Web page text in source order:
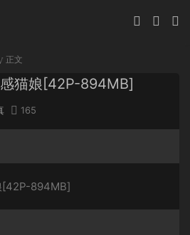
正文
猫娘[42P-894MB]
165
[42P-894MB]